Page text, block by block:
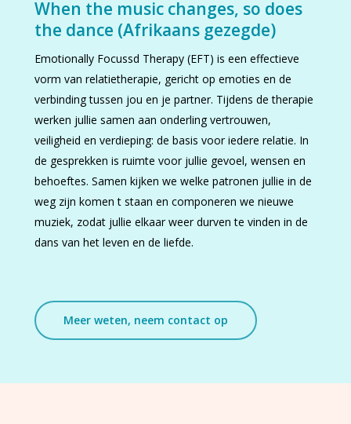
When the music changes, so does
the dance (Afrikaans gezegde)
Emotionally Focussd Therapy (EFT) is een effectieve
vorm van relatietherapie, gericht op emoties en de
verbinding tussen jou en je partner. Tijdens de therapie
werken jullie samen aan onderling vertrouwen,
veiligheid en verdieping: de basis voor iedere relatie. In
de gesprekken is ruimte voor jullie gevoel, wensen en
behoeftes. Samen kijken we welke patronen jullie in de
weg zijn komen t staan en componeren we nieuwe
muziek, zodat jullie elkaar weer durven te vinden in de
dans van het leven en de liefde.
Meer weten, neem contact op